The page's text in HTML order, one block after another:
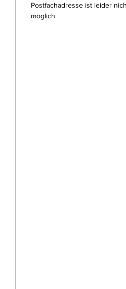
Postfachadresse ist leider
möglich.